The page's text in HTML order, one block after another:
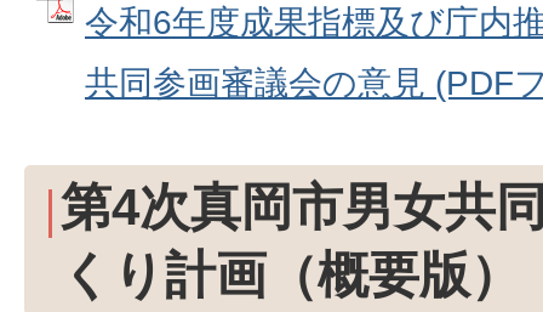
令和6年度成果指標及び庁内
共同参画審議会の意見 (PDF
第4次真岡市男女共
くり計画（概要版）